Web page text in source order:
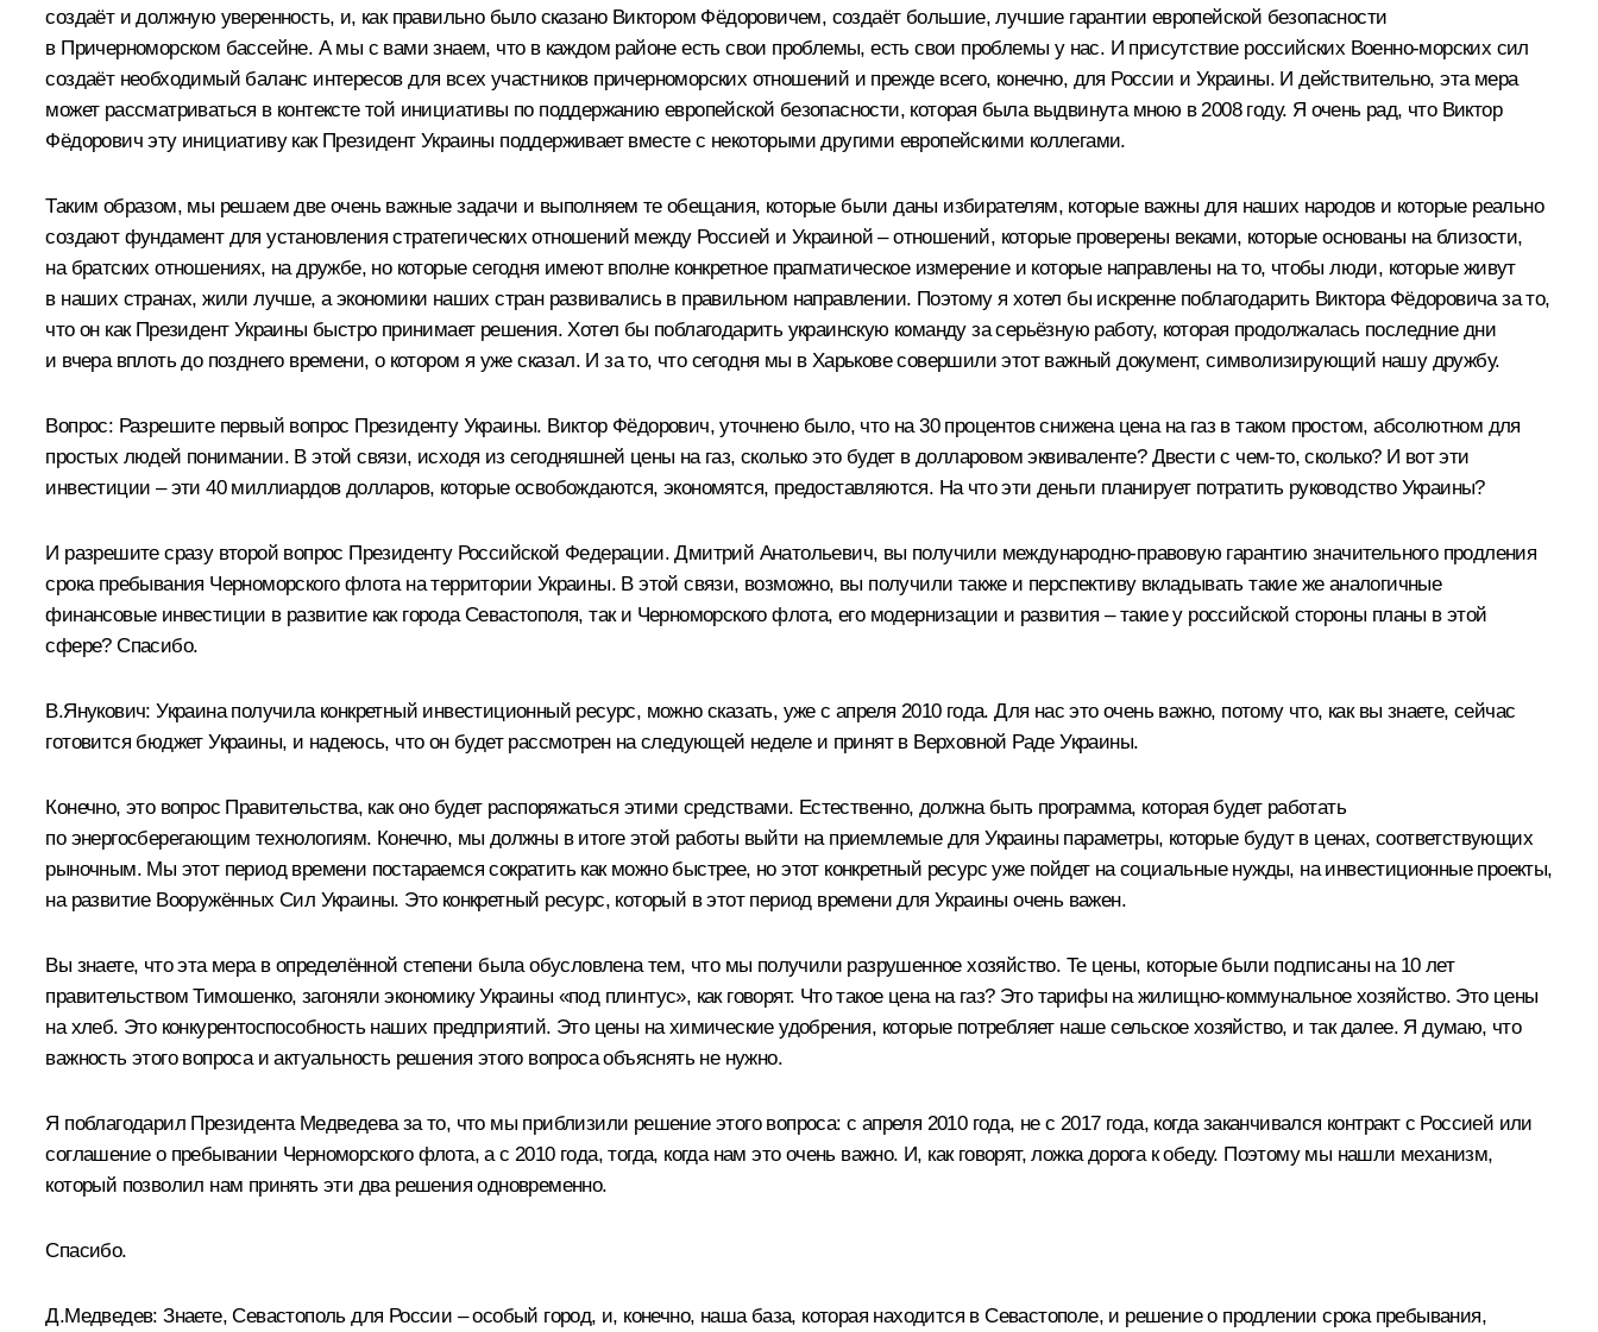
создаёт и должную уверенность, и, как правильно было сказано Виктором Фёдоровичем, создаёт большие, лучшие гарантии европейской безопасности
в Причерноморском бассейне. А мы с вами знаем, что в каждом районе есть свои проблемы, есть свои проблемы у нас. И присутствие российских Военно-морских сил
создаёт необходимый баланс интересов для всех участников причерноморских отношений и прежде всего, конечно, для России и Украины. И действительно, эта мера
может рассматриваться в контексте той инициативы по поддержанию европейской безопасности, которая была выдвинута мною в 2008 году. Я очень рад, что Виктор
Фёдорович эту инициативу как Президент Украины поддерживает вместе с некоторыми другими европейскими коллегами.
Таким образом, мы решаем две очень важные задачи и выполняем те обещания, которые были даны избирателям, которые важны для наших народов и которые реально
создают фундамент для установления стратегических отношений между Россией и Украиной – отношений, которые проверены веками, которые основаны на близости,
на братских отношениях, на дружбе, но которые сегодня имеют вполне конкретное прагматическое измерение и которые направлены на то, чтобы люди, которые живут
в наших странах, жили лучше, а экономики наших стран развивались в правильном направлении. Поэтому я хотел бы искренне поблагодарить Виктора Фёдоровича за то,
что он как Президент Украины быстро принимает решения. Хотел бы поблагодарить украинскую команду за серьёзную работу, которая продолжалась последние дни
и вчера вплоть до позднего времени, о котором я уже сказал. И за то, что сегодня мы в Харькове совершили этот важный документ, символизирующий нашу дружбу.
Вопрос: Разрешите первый вопрос Президенту Украины. Виктор Фёдорович, уточнено было, что на 30 процентов снижена цена на газ в таком простом, абсолютном для
простых людей понимании. В этой связи, исходя из сегодняшней цены на газ, сколько это будет в долларовом эквиваленте? Двести с чем‑то, сколько? И вот эти
инвестиции – эти 40 миллиардов долларов, которые освобождаются, экономятся, предоставляются. На что эти деньги планирует потратить руководство Украины?
И разрешите сразу второй вопрос Президенту Российской Федерации. Дмитрий Анатольевич, вы получили международно-правовую гарантию значительного продления
срока пребывания Черноморского флота на территории Украины. В этой связи, возможно, вы получили также и перспективу вкладывать такие же аналогичные
финансовые инвестиции в развитие как города Севастополя, так и Черноморского флота, его модернизации и развития – такие у российской стороны планы в этой
сфере? Спасибо.
В.Янукович: Украина получила конкретный инвестиционный ресурс, можно сказать, уже с апреля 2010 года. Для нас это очень важно, потому что, как вы знаете, сейчас
готовится бюджет Украины, и надеюсь, что он будет рассмотрен на следующей неделе и принят в Верховной Раде Украины.
Конечно, это вопрос Правительства, как оно будет распоряжаться этими средствами. Естественно, должна быть программа, которая будет работать
по энергосберегающим технологиям. Конечно, мы должны в итоге этой работы выйти на приемлемые для Украины параметры, которые будут в ценах, соответствующих
рыночным. Мы этот период времени постараемся сократить как можно быстрее, но этот конкретный ресурс уже пойдет на социальные нужды, на инвестиционные проекты,
на развитие Вооружённых Сил Украины. Это конкретный ресурс, который в этот период времени для Украины очень важен.
Вы знаете, что эта мера в определённой степени была обусловлена тем, что мы получили разрушенное хозяйство. Те цены, которые были подписаны на 10 лет
правительством Тимошенко, загоняли экономику Украины «под плинтус», как говорят. Что такое цена на газ? Это тарифы на жилищно-коммунальное хозяйство. Это цены
на хлеб. Это конкурентоспособность наших предприятий. Это цены на химические удобрения, которые потребляет наше сельское хозяйство, и так далее. Я думаю, что
важность этого вопроса и актуальность решения этого вопроса объяснять не нужно.
Я поблагодарил Президента Медведева за то, что мы приблизили решение этого вопроса: с апреля 2010 года, не с 2017 года, когда заканчивался контракт с Россией или
соглашение о пребывании Черноморского флота, а с 2010 года, тогда, когда нам это очень важно. И, как говорят, ложка дорога к обеду. Поэтому мы нашли механизм,
который позволил нам принять эти два решения одновременно.
Спасибо.
Д.Медведев: Знаете, Севастополь для России – особый город, и, конечно, наша база, которая находится в Севастополе, и решение о продлении срока пребывания,